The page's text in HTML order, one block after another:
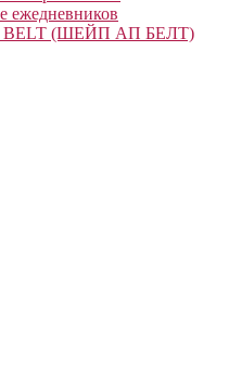
ежедневников
BELT (ШЕЙП АП БЕЛТ)